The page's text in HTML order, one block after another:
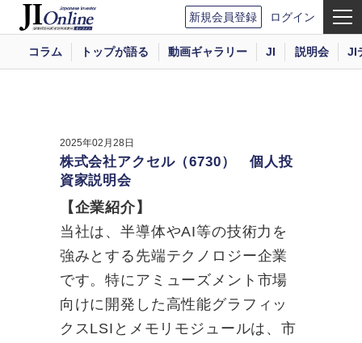
新規会員登録 ログイン
コラム トップが語る 動画ギャラリー JI 説明会 JI
2025年02月28日
株式会社アクセル（6730） 個人投
資家説明会
【企業紹介】
当社は、半導体やAI等の技術力を
強みとする先端テクノロジー企業
です。特にアミューズメント市場
向けに開発した高性能グラフィッ
クスLSIとメモリモジュールは、市